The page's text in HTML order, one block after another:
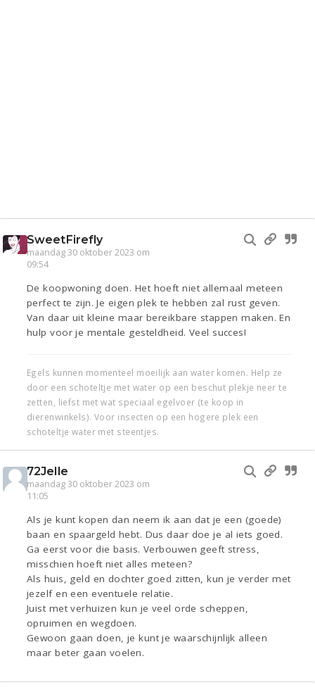
SweetFirefly
maandag 30 oktober 2023 om
09:54
De koopwoning doen. Het hoeft niet allemaal meteen
perfect te zijn. Je eigen plek te hebben zal rust geven.
Van daar uit kleine maar bereikbare stappen maken. En
hulp voor je mentale gesteldheid. Veel succes!
Egels kunnen momenteel moeilijk aan water komen. Help ze
door een schoteltje met water op een beschut plekje neer te
zetten, liefst met wat speciaal egelvoer (te koop in
dierenwinkels). Voor insecten op een hogere plek een
schoteltje water met steentjes.
72Jelle
maandag 30 oktober 2023 om
11:05
Als je kunt kopen dan neem ik aan dat je een (goede)
baan en spaargeld hebt. Dus daar doe je al iets goed.
Ga eerst voor die basis. Verbouwen geeft stress,
misschien hoeft niet alles meteen?
Als huis, geld en dochter goed zitten, kun je verder met
jezelf en een eventuele relatie.
Juist met verhuizen kun je veel orde scheppen,
opruimen en wegdoen.
Gewoon gaan doen, je kunt je waarschijnlijk alleen
maar beter gaan voelen.